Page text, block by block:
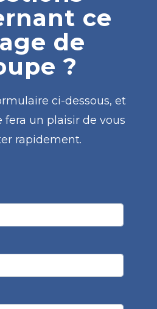
ce
de
?
ci-dessous, et
fera un plaisir de vous
rapidement.